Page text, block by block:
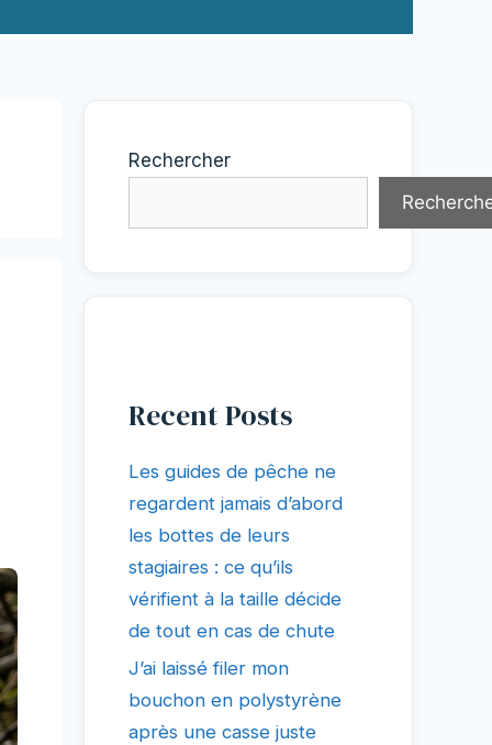
Rechercher
Recent Posts
Les guides de pêche ne
regardent jamais d’abord
les bottes de leurs
stagiaires : ce qu’ils
vérifient à la taille décide
de tout en cas de chute
J’ai laissé filer mon
bouchon en polystyrène
après une casse juste